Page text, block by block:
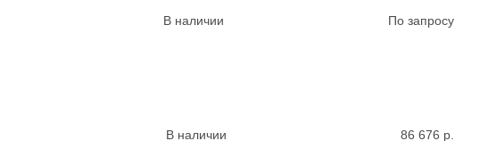
В наличии По запросу
В наличии 86 676 р.